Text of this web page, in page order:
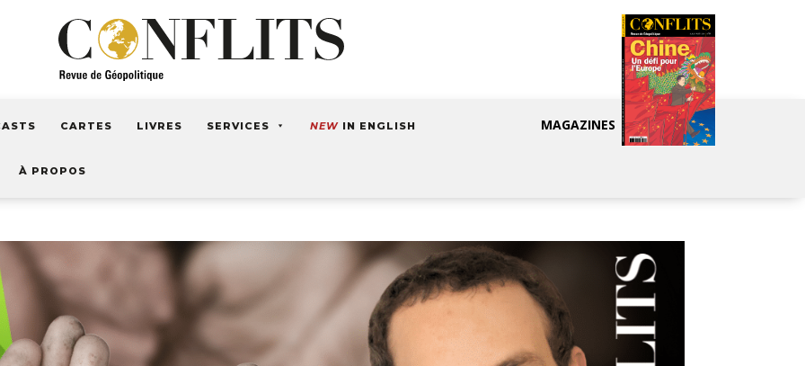
CARTES LIVRES SERVICES NEW IN ENGLISH
À PROPOS
MAGAZINES